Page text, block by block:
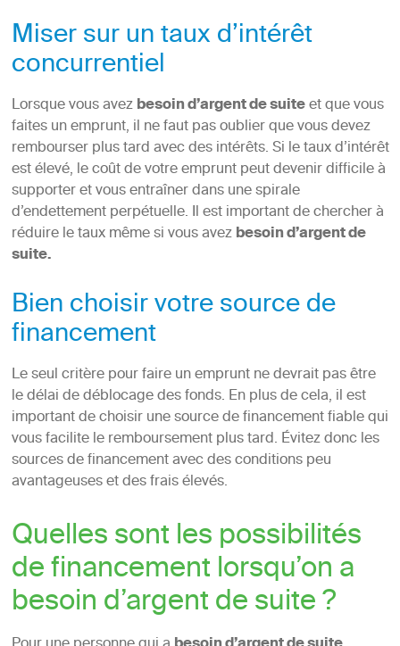
Miser sur un taux d’intérêt
concurrentiel
Lorsque vous avezbesoin d’argent de suiteet que vous
faites un emprunt, il ne faut pas oublier que vous devez
rembourser plus tard avec des intérêts. Si le taux d’intérêt
est élevé, le coût de votre emprunt peut devenir difficile à
supporter et vous entraîner dans une spirale
d’endettement perpétuelle. Il est important de chercher à
réduire le taux même si vous avezbesoin d’argent de
suite.
Bien choisir votre source de
financement
Le seul critère pour faire un emprunt ne devrait pas être
le délai de déblocage des fonds. En plus de cela, il est
important de choisir une source de financement fiable qui
vous facilite le remboursement plus tard. Évitez donc les
sources de financement avec des conditions peu
avantageuses et des frais élevés.
Quelles sont les possibilités
de financement lorsqu’on a
besoin d’argent de suite ?